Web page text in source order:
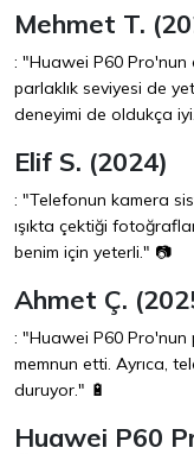
Mehmet T.
: "Huawei P60 Pro'nun
parlaklık seviyesi de
deneyimi de oldukça
Elif S. (2024)
: "Telefonun kamera
ışıkta çektiği
benim için yeterli." 📷
Ahmet Ç.
: "Huawei P60 Pro'nun
memnun etti. Ayrıca,
duruyor." 🔋
Huawei P60